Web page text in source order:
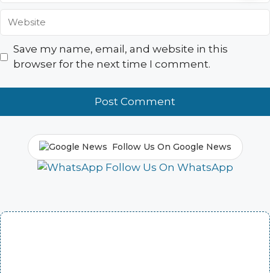
Website
Save my name, email, and website in this
browser for the next time I comment.
Follow Us On Google News
Follow Us On WhatsApp